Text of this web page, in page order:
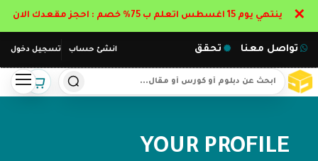
انشئ حساب تسجيل دخول تواصل معنا تحقق
YOUR PROFILE
ينتهي يوم 15 اغسطس اتعلم ب 75% خصم : احجز مقعدك الان ✕